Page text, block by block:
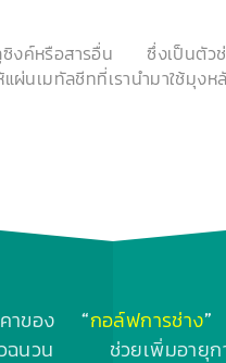
ซิงค์หรือสารอื่น ซึ่งเป็นตัวช่
ผ่นเมทัลชีทที่เรานำมาใช้มุง
คาของ “กอล์ฟการช่าง”
ฉนวน ช่วยเพิ่มอายุกา